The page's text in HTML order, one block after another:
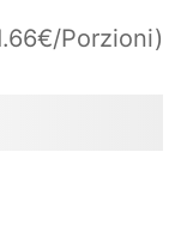
Porzioni)